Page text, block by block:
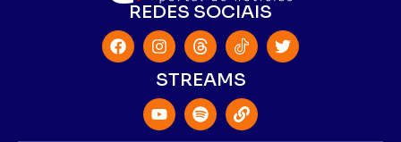
REDES SOCIAIS
STREAMS